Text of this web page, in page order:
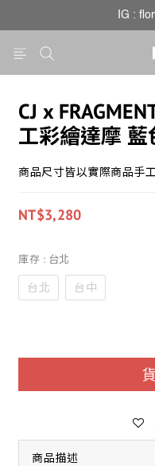
CJ x
工彩繪達摩 藍
商品尺寸皆以實際商品手
NT$3,280
庫存 : 台北
台北 台中
商品描述
IG :